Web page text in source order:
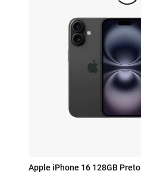
Apple iPhone 16 128GB Preto